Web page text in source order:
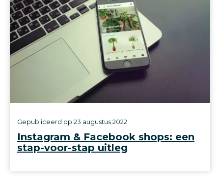
Instagram & Facebook shops: een
stap-voor-stap uitleg
Gepubliceerd op 23 augustus 2022